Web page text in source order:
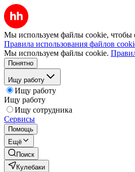
Мы используем файлы cookie, чтобы
Правила использования файлов
Мы используем файлы cookie.
Понятно
Ищу работу
Ищу работу
Ищу работу
Ищу сотрудника
Сервисы
Помощь
Ещё
Поиск
Кулебаки